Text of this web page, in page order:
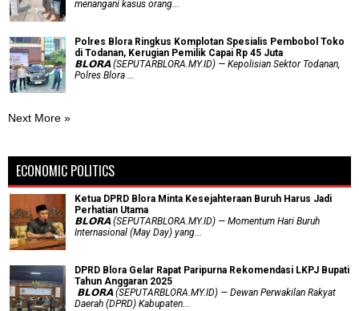
menangani kasus orang...
Polres Blora Ringkus Komplotan Spesialis Pembobol Toko
di Todanan, Kerugian Pemilik Capai Rp 45 Juta
𝗕𝗟𝗢𝗥𝗔 (SEPUTARBLORA.MY.ID) — Kepolisian Sektor Todanan,
Polres Blora ...
Next More »
ECONOMIC POLITICS
Ketua DPRD Blora Minta Kesejahteraan Buruh Harus Jadi
Perhatian Utama
​𝗕𝗟𝗢𝗥𝗔 (SEPUTARBLORA.MY.ID) — Momentum Hari Buruh
Internasional (May Day) yang...
DPRD Blora Gelar Rapat Paripurna Rekomendasi LKPJ Bupati
Tahun Anggaran 2025
‎ 𝗕𝗟𝗢𝗥𝗔 (SEPUTARBLORA.MY.ID) — Dewan Perwakilan Rakyat
Daerah (DPRD) Kabupaten...